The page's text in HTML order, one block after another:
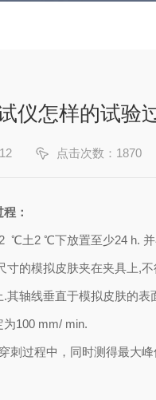
仪怎样的试验
点击次数：1870
：
℃土2 ℃下放置至少24 h.
寸的模拟皮肤夹在夹具上,不
.其轴线垂直于模拟皮肤的表
为100 mm/ min.
穿刺过程中，同时测得最大